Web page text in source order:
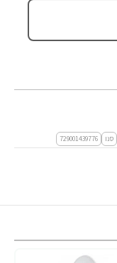
סנו 729001439776